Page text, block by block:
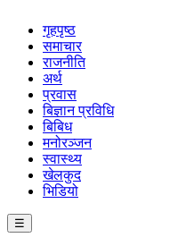
गृहपृष्ठ
समाचार
राजनीति
अर्थ
प्रवास
बिज्ञान प्रविधि
बिबिध
मनोरञ्जन
स्वास्थ्य
खेलकुद
भिडियो
☰